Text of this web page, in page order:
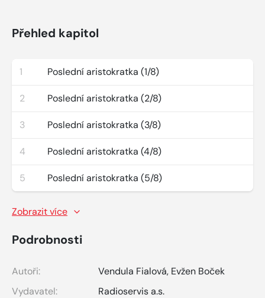
Přehled kapitol
1 Poslední aristokratka (1/8)
2 Poslední aristokratka (2/8)
3 Poslední aristokratka (3/8)
4 Poslední aristokratka (4/8)
5 Poslední aristokratka (5/8)
Zobrazit více
Podrobnosti
Autoři: Vendula Fialová, Evžen Boček
Vydavatel:
Radioservis a.s.